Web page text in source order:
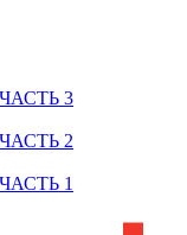
ЧАСТЬ 3
ЧАСТЬ 2
ЧАСТЬ 1